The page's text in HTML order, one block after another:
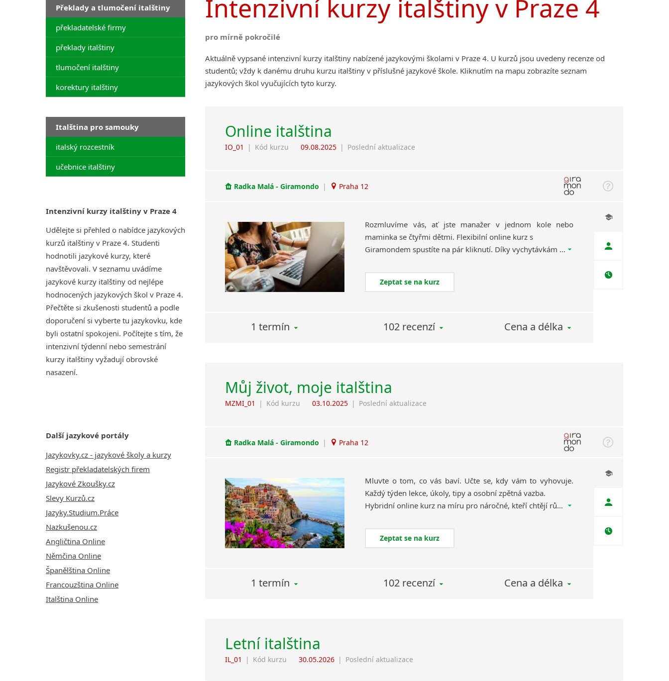
Překlady a tlumočení italštiny
překladatelské firmy
překlady italštiny
tlumočení italštiny
korektury italštiny
Italština pro samouky
italský rozcestník
učebnice italštiny
Intenzivní kurzy italštiny v Praze 4
Udělejte si přehled o nabídce jazykových
kurzů italštiny v Praze 4. Studenti
hodnotili jazykové kurzy, které
navštěvovali. V seznamu uvádíme
jazykové kurzy italštiny od nejlépe
hodnocených jazykových škol v Praze 4.
Přečtěte si zkušenosti studentů a podle
doporučení si vyberte tu jazykovku, kde
byli ostatní spokojeni. Počítejte s tím, že
intenzivní týdenní nebo semestrání
kurzy italštiny vyžadují obrovské
nasazení.
Další jazykové portály
Jazykovky.cz - jazykové školy a kurzy
Registr překladatelských firem
Jazykové Zkoušky.cz
Slevy Kurzů.cz
Jazyky.Studium.Práce
Nazkušenou.cz
Angličtina Online
Němčina Online
Španělština Online
Francouzština Online
Italština Online
Intenzivní kurzy italštiny v Praze 4
pro mírně pokročilé
Aktuálně vypsané intenzivní kurzy italštiny nabízené jazykovými školami v Praze 4. U kurzů jsou uvedeny recenze od
studentů; vždy k danému druhu kurzu italštiny v příslušné jazykové škole. Kliknutím na mapu zobrazíte seznam
jazykových škol vyučujících tyto kurzy.
Online italština
IO_01 | Kód kurzu 09.08.2025 | Poslední aktualizace
Radka Malá - Giramondo | Praha 12
Rozmluvíme vás, ať jste manažer v jednom kole nebo
maminka se čtyřmi dětmi. Flexibilní online kurz s
Giramondem spustíte na pár kliknutí. Díky vychytávkám našich lektorů vás budou lekce přes Zoom, Google Meet nebo třeba WhatsApp skutečně bavit!
Zeptat se na kurz
1 termín 102 recenzí Cena a délka
Můj život, moje italština
MZMI_01 | Kód kurzu 03.10.2025 | Poslední aktualizace
Radka Malá - Giramondo | Praha 12
Mluvte o tom, co vás baví. Učte se, kdy vám to vyhovuje.
Každý týden lekce, úkoly, tipy a osobní zpětná vazba.
Hybridní online kurz na míru pro náročné, kteří chtějí růst a italštinu opravdu dostat do života. Měsíc, za který se z jazyka stane radost.
Zeptat se na kurz
1 termín 102 recenzí Cena a délka
Letní italština
IL_01 | Kód kurzu 30.05.2026 | Poslední aktualizace